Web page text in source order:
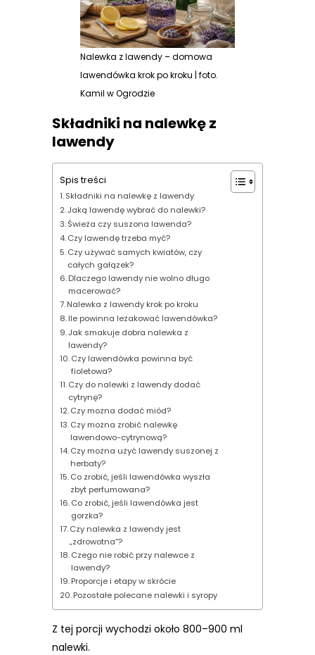
Nalewka z lawendy – domowa
lawendówka krok po kroku | foto.
Kamil w Ogrodzie
Składniki na nalewkę z
lawendy
Spis treści
Składniki na nalewkę z lawendy
Jaką lawendę wybrać do nalewki?
Świeża czy suszona lawenda?
Czy lawendę trzeba myć?
Czy używać samych kwiatów, czy
całych gałązek?
Dlaczego lawendy nie wolno długo
macerować?
Nalewka z lawendy krok po kroku
Ile powinna leżakować lawendówka?
Jak smakuje dobra nalewka z
lawendy?
Czy lawendówka powinna być
fioletowa?
Czy do nalewki z lawendy dodać
cytrynę?
Czy można dodać miód?
Czy można zrobić nalewkę
lawendowo-cytrynową?
Czy można użyć lawendy suszonej z
herbaty?
Co zrobić, jeśli lawendówka wyszła
zbyt perfumowana?
Co zrobić, jeśli lawendówka jest
gorzka?
Czy nalewka z lawendy jest
„zdrowotna”?
Czego nie robić przy nalewce z
lawendy?
Proporcje i etapy w skrócie
Pozostałe polecane nalewki i syropy
Z tej porcji wychodzi około 800–900 ml
nalewki.